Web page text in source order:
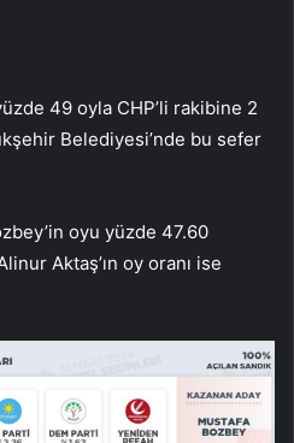
49 oyla CHP’li rakibine 2
Belediyesi’nde bu sefer
oyu yüzde 47.60
Aktaş’ın oy oranı ise